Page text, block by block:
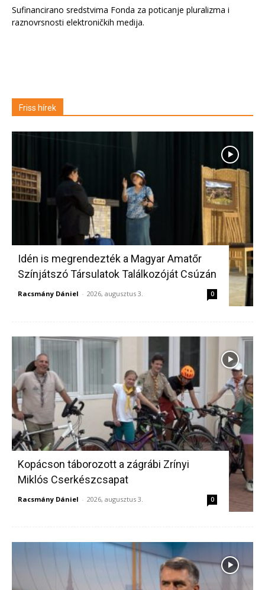
Sufinancirano sredstvima Fonda za poticanje pluralizma i
raznovrsnosti elektroničkih medija.
Friss hírek
Idén is megrendezték a Magyar Amatőr
Színjátszó Társulatok Találkozóját Csúzán
Racsmány Dániel - 2026, augusztus 3. 0
Kopácson táborozott a zágrábi Zrínyi
Miklós Cserkészcsapat
Racsmány Dániel - 2026, augusztus 3. 0